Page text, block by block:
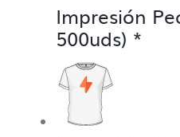
Impresión
500uds) *